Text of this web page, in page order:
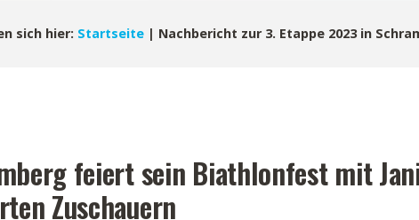
sich hier: Startseite | Nachbericht zur 3. Etappe 2023 in
feiert sein Biathlonfest mit
Zuschauern